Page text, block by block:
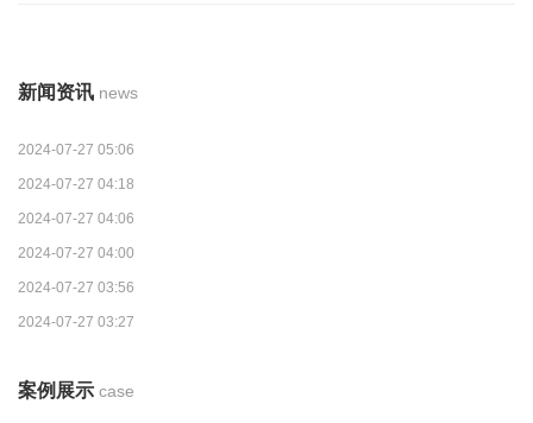
新闻资讯 news
2024-07-27 05:06
2024-07-27 04:18
2024-07-27 04:06
2024-07-27 04:00
2024-07-27 03:56
2024-07-27 03:27
案例展示 case